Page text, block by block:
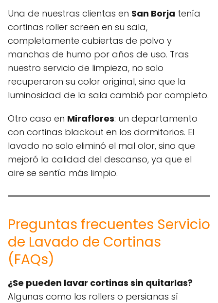
Una de nuestras clientas en San Borja tenía
cortinas roller screen en su sala,
completamente cubiertas de polvo y
manchas de humo por años de uso. Tras
nuestro servicio de limpieza, no solo
recuperaron su color original, sino que la
luminosidad de la sala cambió por completo.
Otro caso en Miraflores: un departamento
con cortinas blackout en los dormitorios. El
lavado no solo eliminó el mal olor, sino que
mejoró la calidad del descanso, ya que el
aire se sentía más limpio.
Preguntas frecuentes Servicio
de Lavado de Cortinas
(FAQs)
¿Se pueden lavar cortinas sin quitarlas?
Algunas como los rollers o persianas sí